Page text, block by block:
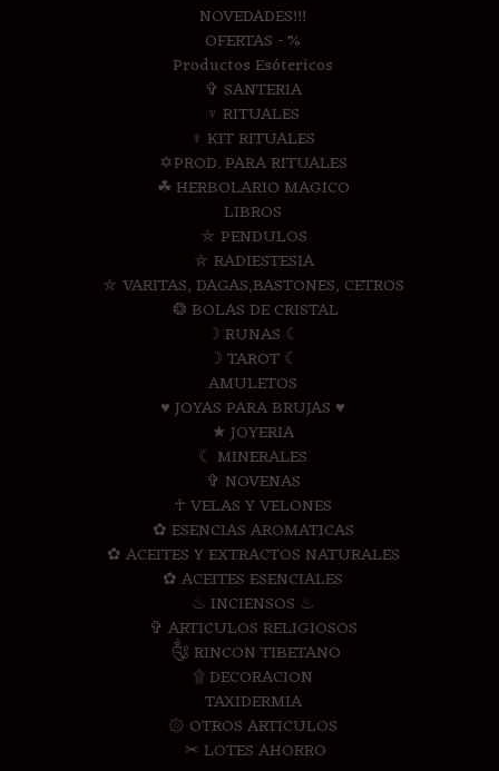
NOVEDADES!!!
OFERTAS - %
Productos Esótericos
✞ SANTERIA
♆ RITUALES
♆ KIT RITUALES
✡PROD. PARA RITUALES
☘ HERBOLARIO MAGICO
LIBROS
⛤ PENDULOS
⛤ RADIESTESIA
⛤ VARITAS, DAGAS,BASTONES, CETROS
❂ BOLAS DE CRISTAL
☽ RUNAS ☾
☽ TAROT ☾
AMULETOS
♥ JOYAS PARA BRUJAS ♥
★ JOYERIA
☾ MINERALES
✞ NOVENAS
☥ VELAS Y VELONES
✿ ESENCIAS AROMATICAS
✿ ACEITES Y EXTRACTOS NATURALES
✿ ACEITES ESENCIALES
♨ INCIENSOS ♨
✞ ARTICULOS RELIGIOSOS
༃ RINCON TIBETANO
۩ DECORACION
TAXIDERMIA
۞ OTROS ARTICULOS
✂ LOTES AHORRO